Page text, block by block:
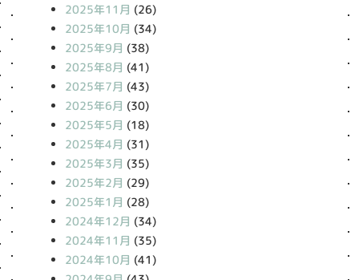
2025年11月 (26)
2025年10月 (34)
2025年9月 (38)
2025年8月 (41)
2025年7月 (43)
2025年6月 (30)
2025年5月 (18)
2025年4月 (31)
2025年3月 (35)
2025年2月 (29)
2025年1月 (28)
2024年12月 (34)
2024年11月 (35)
2024年10月 (41)